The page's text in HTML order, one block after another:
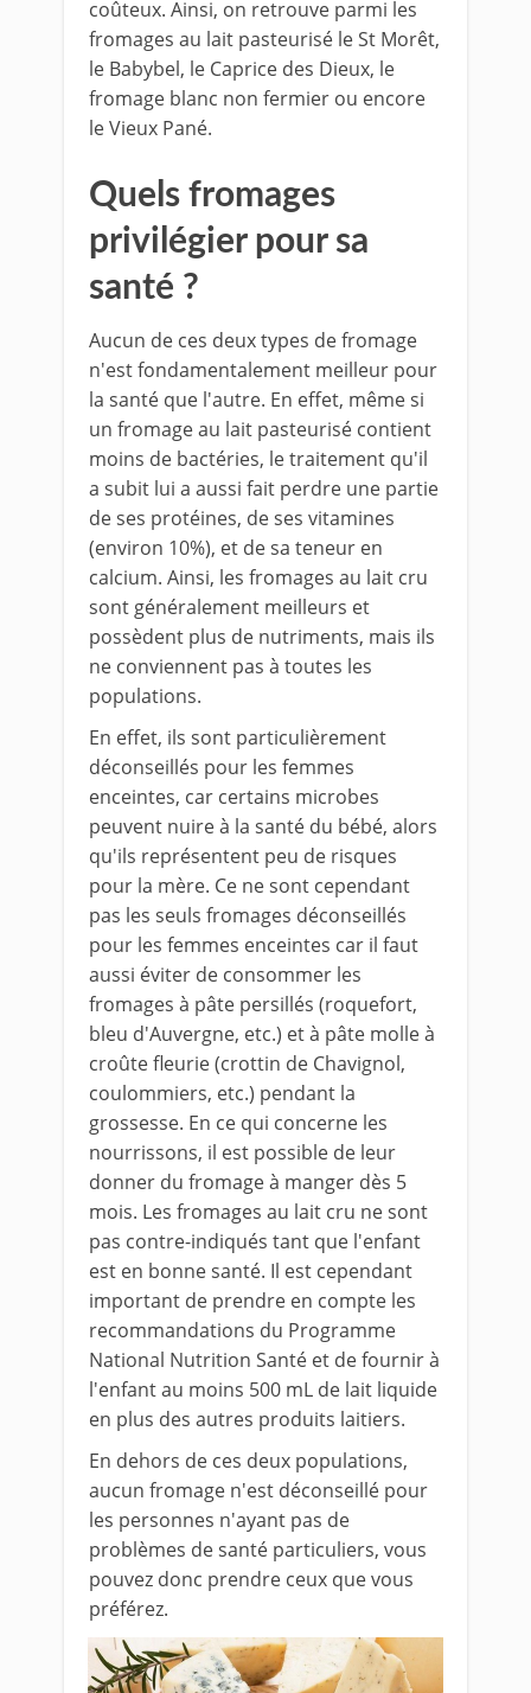
coûteux. Ainsi, on retrouve parmi les
fromages au lait pasteurisé le St Morêt,
le Babybel, le Caprice des Dieux, le
fromage blanc non fermier ou encore
le Vieux Pané.
Quels fromages
privilégier pour sa
santé ?
Aucun de ces deux types de fromage
n'est fondamentalement meilleur pour
la santé que l'autre. En effet, même si
un fromage au lait pasteurisé contient
moins de bactéries, le traitement qu'il
a subit lui a aussi fait perdre une partie
de ses protéines, de ses vitamines
(environ 10%), et de sa teneur en
calcium. Ainsi, les fromages au lait cru
sont généralement meilleurs et
possèdent plus de nutriments, mais ils
ne conviennent pas à toutes les
populations.
En effet, ils sont particulièrement
déconseillés pour les femmes
enceintes, car certains microbes
peuvent nuire à la santé du bébé, alors
qu'ils représentent peu de risques
pour la mère. Ce ne sont cependant
pas les seuls fromages déconseillés
pour les femmes enceintes car il faut
aussi éviter de consommer les
fromages à pâte persillés (roquefort,
bleu d'Auvergne, etc.) et à pâte molle à
croûte fleurie (crottin de Chavignol,
coulommiers, etc.) pendant la
grossesse. En ce qui concerne les
nourrissons, il est possible de leur
donner du fromage à manger dès 5
mois. Les fromages au lait cru ne sont
pas contre-indiqués tant que l'enfant
est en bonne santé. Il est cependant
important de prendre en compte les
recommandations du Programme
National Nutrition Santé et de fournir à
l'enfant au moins 500 mL de lait liquide
en plus des autres produits laitiers.
En dehors de ces deux populations,
aucun fromage n'est déconseillé pour
les personnes n'ayant pas de
problèmes de santé particuliers, vous
pouvez donc prendre ceux que vous
préférez.